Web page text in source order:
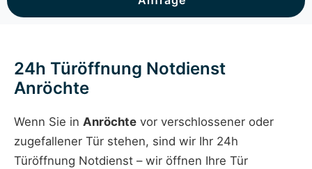
24h Türöffnung Notdienst
Anröchte
Wenn Sie in Anröchte vor verschlossener oder
zugefallener Tür stehen, sind wir Ihr 24h
Türöffnung Notdienst – wir öffnen Ihre Tür